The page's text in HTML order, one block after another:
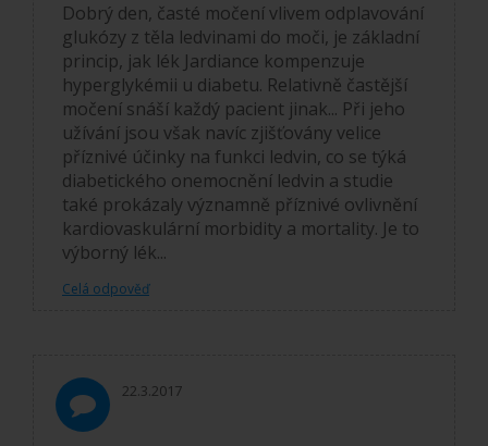
Dobrý den, časté močení vlivem odplavování
glukózy z těla ledvinami do moči, je základní
princip, jak lék Jardiance kompenzuje
hyperglykémii u diabetu. Relativně častější
močení snáší každý pacient jinak... Při jeho
užívání jsou však navíc zjišťovány velice
příznivé účinky na funkci ledvin, co se týká
diabetického onemocnění ledvin a studie
také prokázaly významně příznivé ovlivnění
kardiovaskulární morbidity a mortality. Je to
výborný lék...
Celá odpověď
22.3.2017